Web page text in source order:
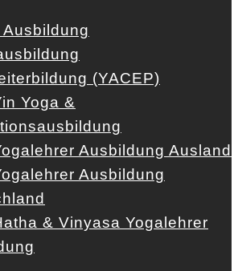
(YACEP)
Yoga &
Ausbildung Ausland
Ausbildung
& Vinyasa Yogalehrer